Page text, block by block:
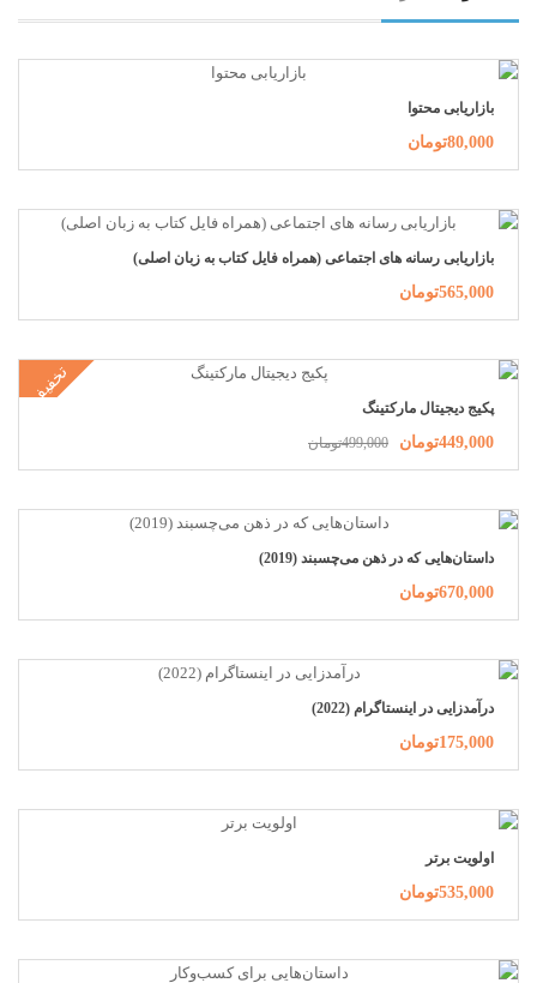
بازاریابی محتوا
80,000تومان
بازاریابی رسانه های اجتماعی (همراه فایل کتاب به زبان اصلی)
565,000تومان
تخفیف پکیج دیجیتال مارکتینگ
449,000تومان 499,000تومان
داستان‌هایی که در ذهن می‌چسبند (2019)
670,000تومان
درآمدزایی در اینستاگرام (2022)
175,000تومان
اولویت برتر
535,000تومان